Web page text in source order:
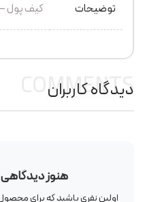
توضیحات کیف پول –
دیدگاه کاربران
COMMENTS
هنوز
اولین نفری باشید که برای